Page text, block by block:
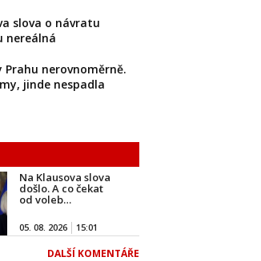
slova o návratu
nereálná
Prahu nerovnoměrně.
jinde nespadla
Na Klausova slova
došlo. A co čekat
od voleb…
05. 08. 2026 15:01
DALŠÍ KOMENTÁŘE